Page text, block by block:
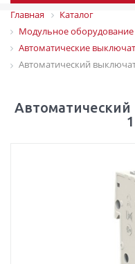
Главная
Каталог
Модульное
Автоматические
Автоматический
Автоматический